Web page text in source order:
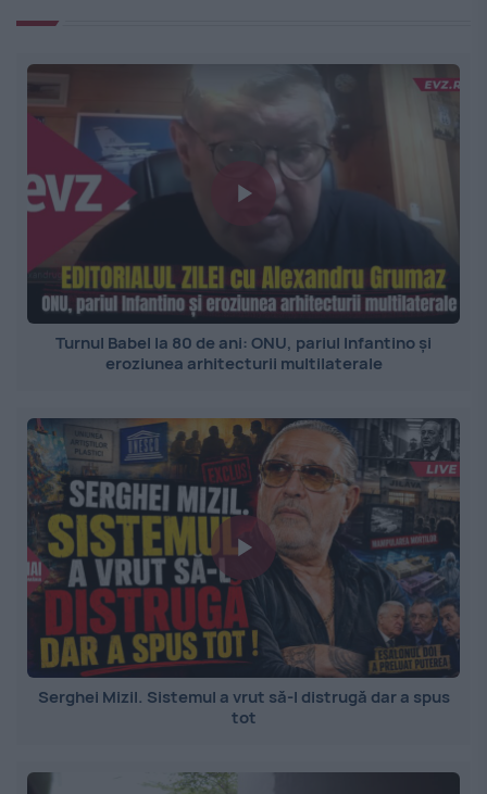
Turnul Babel la 80 de ani: ONU, pariul Infantino și
eroziunea arhitecturii multilaterale
Serghei Mizil. Sistemul a vrut să-l distrugă dar a spus
tot